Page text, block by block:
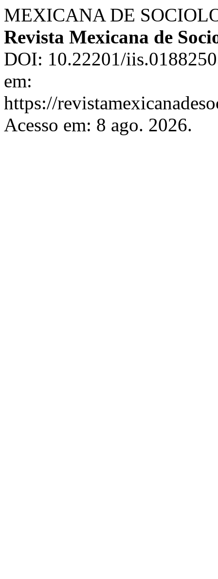
MEXICANA DE
Revista Mexicana de
DOI: 10.22201/
em:
https://
Acesso em: 8 ago. 2026.